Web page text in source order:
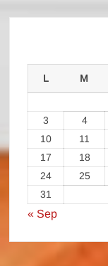
L M
3
4
10
11
17
18
24
25
31
« Sep